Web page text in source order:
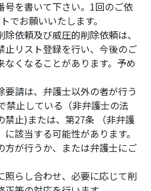
号を書いて下さい。1回のご依
でお願いいたします。
依頼及び威圧的削除依頼は、
止リスト登録を行い、今後のご
なくなることがあります。予め
要請は、弁護士以外の者が行う
禁止している（非弁護士の法
禁止)または、第27条 （非弁護
該当する可能性があります。
方が行うか、または弁護士にご
照らし合わせ、必要に応じて削